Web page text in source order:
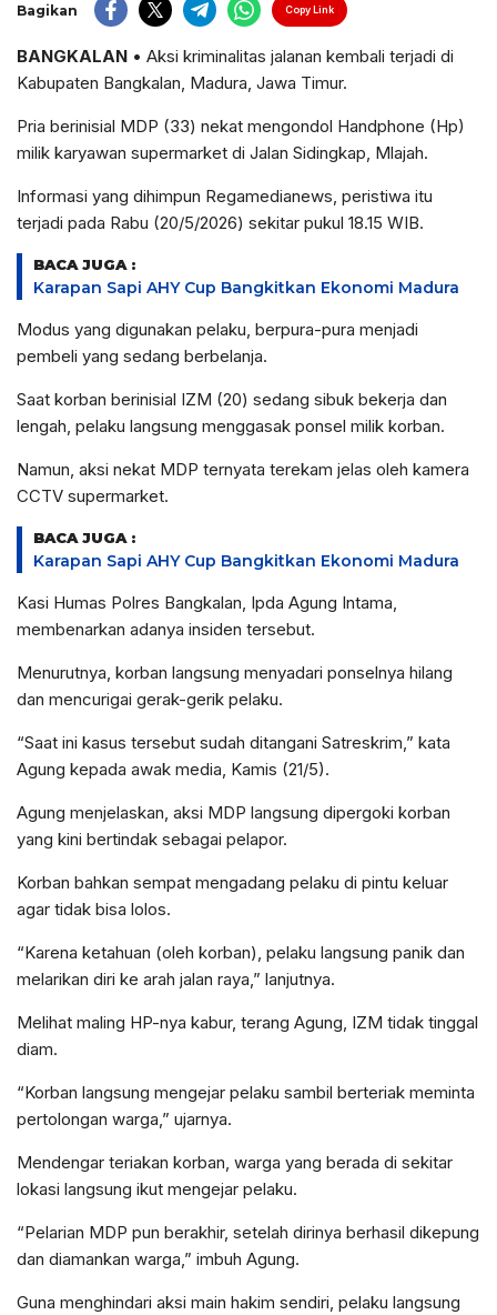
Bagikan Copy Link
BANGKALAN • Aksi kriminalitas jalanan kembali terjadi di
Kabupaten Bangkalan, Madura, Jawa Timur.
Pria berinisial MDP (33) nekat mengondol Handphone (Hp)
milik karyawan supermarket di Jalan Sidingkap, Mlajah.
Informasi yang dihimpun Regamedianews, peristiwa itu
terjadi pada Rabu (20/5/2026) sekitar pukul 18.15 WIB.
BACA JUGA :
Karapan Sapi AHY Cup Bangkitkan Ekonomi Madura
Modus yang digunakan pelaku, berpura-pura menjadi
pembeli yang sedang berbelanja.
Saat korban berinisial IZM (20) sedang sibuk bekerja dan
lengah, pelaku langsung menggasak ponsel milik korban.
Namun, aksi nekat MDP ternyata terekam jelas oleh kamera
CCTV supermarket.
BACA JUGA :
Karapan Sapi AHY Cup Bangkitkan Ekonomi Madura
Kasi Humas Polres Bangkalan, Ipda Agung Intama,
membenarkan adanya insiden tersebut.
Menurutnya, korban langsung menyadari ponselnya hilang
dan mencurigai gerak-gerik pelaku.
“Saat ini kasus tersebut sudah ditangani Satreskrim,” kata
Agung kepada awak media, Kamis (21/5).
Agung menjelaskan, aksi MDP langsung dipergoki korban
yang kini bertindak sebagai pelapor.
Korban bahkan sempat mengadang pelaku di pintu keluar
agar tidak bisa lolos.
“Karena ketahuan (oleh korban), pelaku langsung panik dan
melarikan diri ke arah jalan raya,” lanjutnya.
Melihat maling HP-nya kabur, terang Agung, IZM tidak tinggal
diam.
“Korban langsung mengejar pelaku sambil berteriak meminta
pertolongan warga,” ujarnya.
Mendengar teriakan korban, warga yang berada di sekitar
lokasi langsung ikut mengejar pelaku.
“Pelarian MDP pun berakhir, setelah dirinya berhasil dikepung
dan diamankan warga,” imbuh Agung.
Guna menghindari aksi main hakim sendiri, pelaku langsung